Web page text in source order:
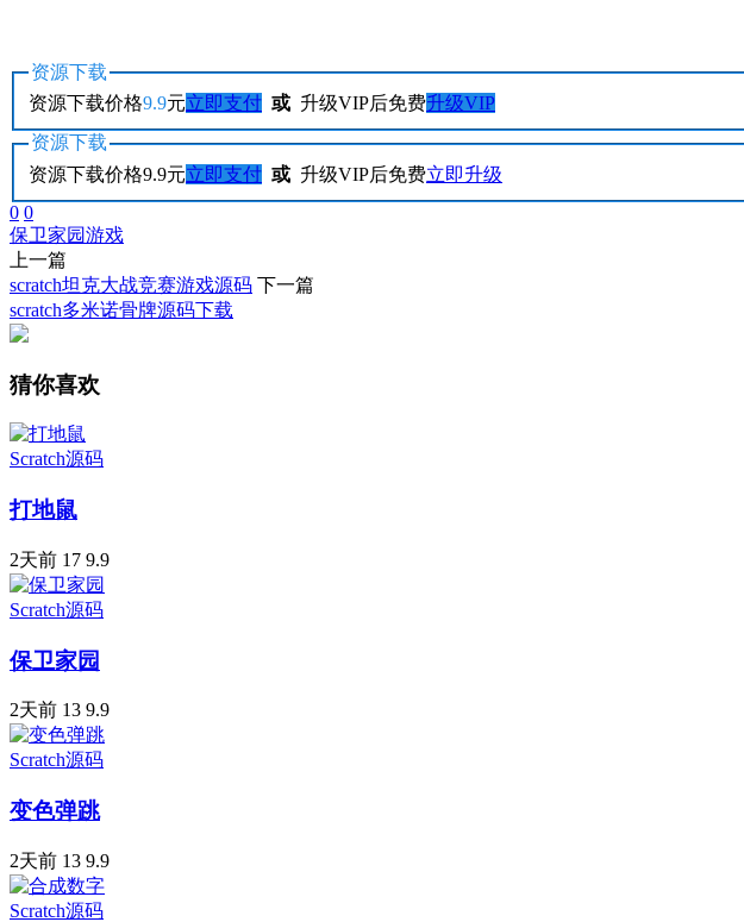
资源下载
资源下载价格9.9元立即支付 或 升级VIP后免费升级VIP
资源下载
资源下载价格9.9元立即支付 或 升级VIP后免费立即升级
0 0
保卫家园游戏
上一篇
scratch坦克大战竞赛游戏源码 下一篇
scratch多米诺骨牌源码下载
猜你喜欢
Scratch源码
打地鼠
2天前 17 9.9
Scratch源码
保卫家园
2天前 13 9.9
Scratch源码
变色弹跳
2天前 13 9.9
Scratch源码